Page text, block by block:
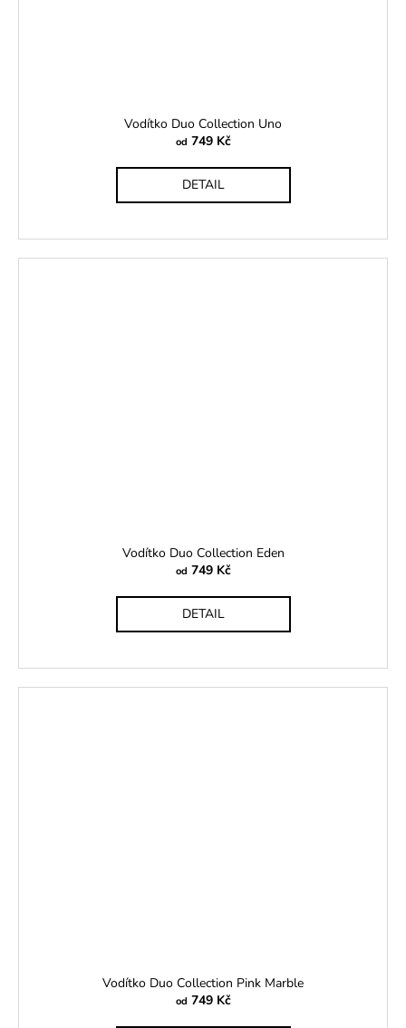
Vodítko Duo Collection Uno
od 749 Kč
DETAIL
Vodítko Duo Collection Eden
od 749 Kč
DETAIL
Vodítko Duo Collection Pink Marble
od 749 Kč